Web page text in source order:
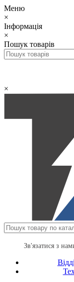
Меню
×
Інформація
×
Пошук товарів
×
Зв'язатися з